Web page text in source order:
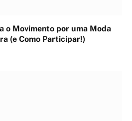
o Movimento por uma Moda
(e Como Participar!)